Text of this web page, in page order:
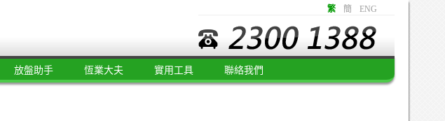
繁 簡 ENG
放盤助手 恆業大夫 實用工具 聯絡我們